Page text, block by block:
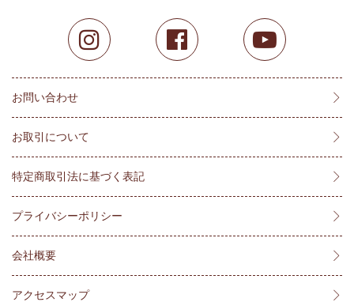
お問い合わせ
お取引について
特定商取引法に基づく表記
プライバシーポリシー
会社概要
アクセスマップ